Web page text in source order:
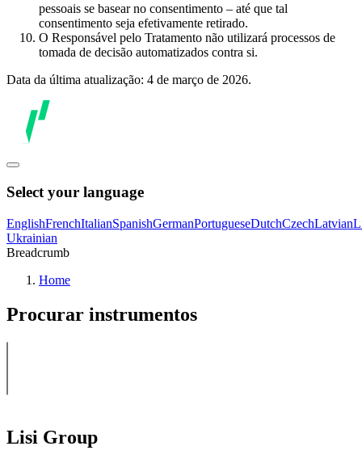
pessoais se basear no consentimento – até que tal
consentimento seja efetivamente retirado.
O Responsável pelo Tratamento não utilizará processos de
tomada de decisão automatizados contra si.
Data da última atualização: 4 de março de 2026.
Select your language
EnglishFrenchItalianSpanishGermanPortugueseDutchCzechLatvian
Ukrainian
Breadcrumb
Home
Procurar instrumentos
Lisi Group